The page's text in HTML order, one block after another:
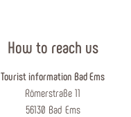
How to reach us
Tourist information Bad Ems
Römerstraße 11
56130 Bad Ems